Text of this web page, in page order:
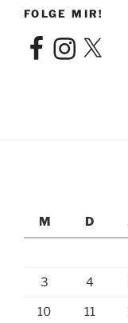
FOLGE MIR!
FacebookInstagram
X
M
D
3 4
10 11